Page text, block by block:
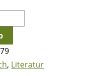
, Literatur